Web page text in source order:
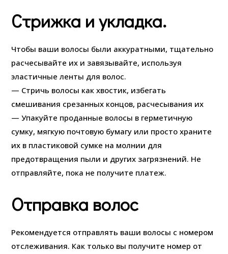
Стрижка и укладка.
Чтобы ваши волосы были аккуратными, тщательно
расчесывайте их и завязывайте, используя
эластичные ленты для волос.
— Стричь волосы как хвостик, избегать
смешивания срезанных концов, расчесывания их
— Упакуйте проданные волосы в герметичную
сумку, мягкую почтовую бумагу или просто храните
их в пластиковой сумке на молнии для
предотвращения пыли и других загрязнений. Не
отправляйте, пока не получите платеж.
Отправка волос
Рекомендуется отправлять ваши волосы с номером
отслеживания. Как только вы получите номер от